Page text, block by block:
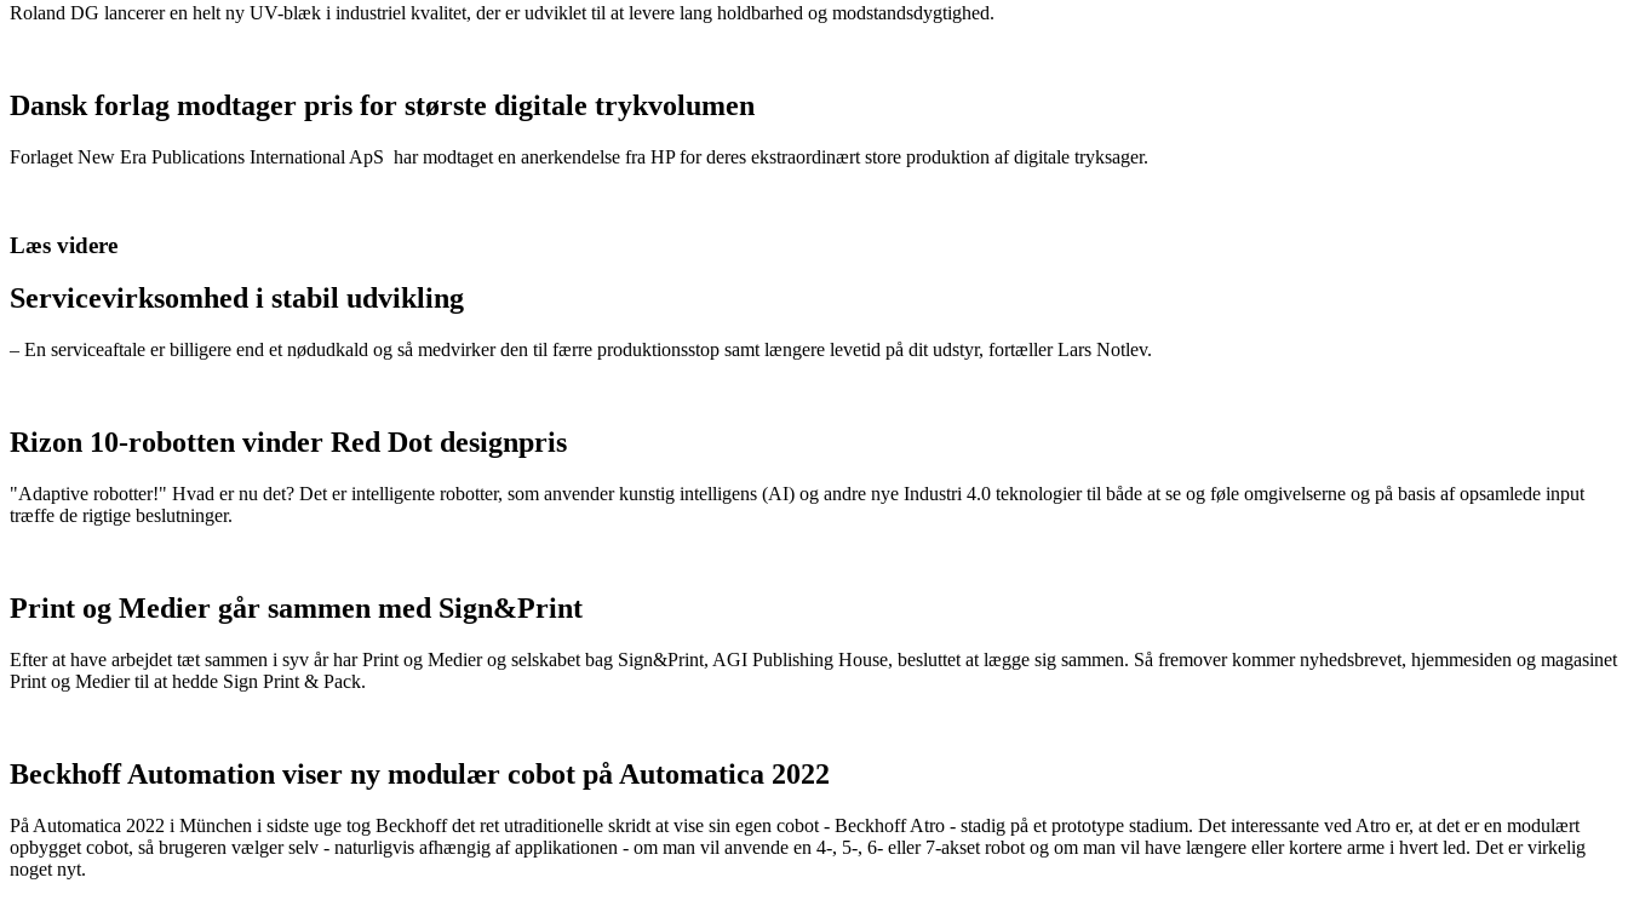
Roland DG lancerer en helt ny UV-blæk i industriel kvalitet, der er udviklet til at levere lang holdbarhed og modstandsdygtighed.
Dansk forlag modtager pris for største digitale trykvolumen
Forlaget New Era Publications International ApS har modtaget en anerkendelse fra HP for deres ekstraordinært store produktion af digitale tryksager.
Læs videre
Servicevirksomhed i stabil udvikling
– En serviceaftale er billigere end et nødudkald og så medvirker den til færre produktionsstop samt længere levetid på dit udstyr, fortæller Lars Notlev.
Rizon 10-robotten vinder Red Dot designpris
"Adaptive robotter!" Hvad er nu det? Det er intelligente robotter, som anvender kunstig intelligens (AI) og andre nye Industri 4.0 teknologier til både at se og føle omgivelserne og på basis af opsamlede input
træffe de rigtige beslutninger.
Print og Medier går sammen med Sign&Print
Efter at have arbejdet tæt sammen i syv år har Print og Medier og selskabet bag Sign&Print, AGI Publishing House, besluttet at lægge sig sammen. Så fremover kommer nyhedsbrevet, hjemmesiden og magasinet
Print og Medier til at hedde Sign Print & Pack.
Beckhoff Automation viser ny modulær cobot på Automatica 2022
På Automatica 2022 i München i sidste uge tog Beckhoff det ret utraditionelle skridt at vise sin egen cobot - Beckhoff Atro - stadig på et prototype stadium. Det interessante ved Atro er, at det er en modulært
opbygget cobot, så brugeren vælger selv - naturligvis afhængig af applikationen - om man vil anvende en 4-, 5-, 6- eller 7-akset robot og om man vil have længere eller kortere arme i hvert led. Det er virkelig
noget nyt.